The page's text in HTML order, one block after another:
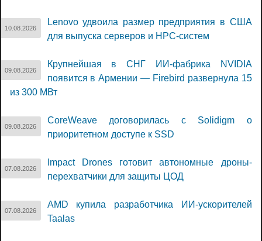
10.08.2026
Lenovo удвоила размер предприятия в США
для выпуска серверов и НРС-систем
09.08.2026
Крупнейшая в СНГ ИИ-фабрика NVIDIA
появится в Армении — Firebird развернула 15
из 300 МВт
09.08.2026
CoreWeave договорилась с Solidigm о
приоритетном доступе к SSD
07.08.2026
Impact Drones готовит автономные дроны-
перехватчики для защиты ЦОД
07.08.2026
AMD купила разработчика ИИ-ускорителей
Taalas